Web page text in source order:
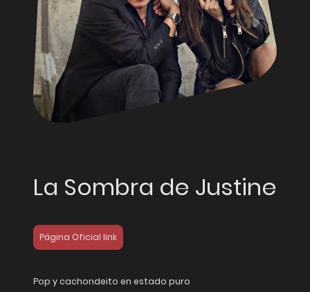
La Sombra de Justine
Página Oficial link
Pop y cachondeito en estado puro